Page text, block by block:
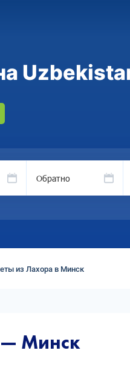
Обратно
из Лахора в Минск
— Минск